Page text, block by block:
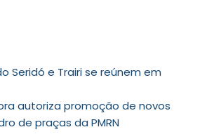
Seridó e Trairi se reúnem em
autoriza promoção de novos
de praças da PMRN